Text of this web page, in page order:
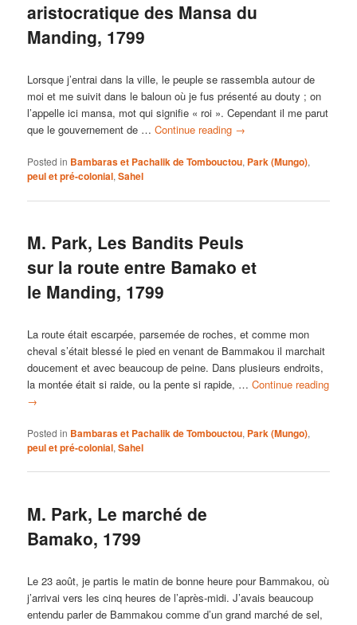
aristocratique des Mansa du
Manding, 1799
Lorsque j’entrai dans la ville, le peuple se rassembla autour de
moi et me suivit dans le baloun où je fus présenté au douty ; on
l’appelle ici mansa, mot qui signifie « roi ». Cependant il me parut
que le gouvernement de …Continue reading →
Posted in Bambaras et Pachalik de Tombouctou, Park (Mungo),
peul et pré-colonial,Sahel
M. Park, Les Bandits Peuls
sur la route entre Bamako et
le Manding, 1799
La route était escarpée, parsemée de roches, et comme mon
cheval s’était blessé le pied en venant de Bammakou il marchait
doucement et avec beaucoup de peine. Dans plusieurs endroits,
la montée était si raide, ou la pente si rapide, …Continue reading
→
Posted in Bambaras et Pachalik de Tombouctou, Park (Mungo),
peul et pré-colonial,Sahel
M. Park, Le marché de
Bamako, 1799
Le 23 août, je partis le matin de bonne heure pour Bammakou, où
j’arrivai vers les cinq heures de l’après-midi. J’avais beaucoup
entendu parler de Bammakou comme d’un grand marché de sel,